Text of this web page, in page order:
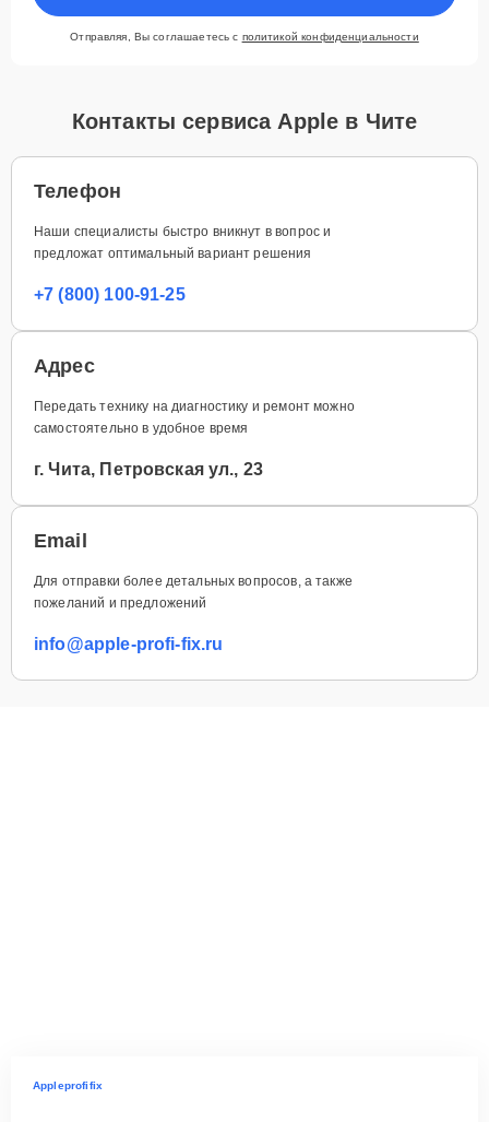
Отправляя, Вы соглашаетесь с политикой конфиденциальности
Контакты сервиса Apple в Чите
Телефон
Наши специалисты быстро вникнут в вопрос и
предложат оптимальный вариант решения
+7 (800) 100-91-25
Адрес
Передать технику на диагностику и ремонт можно
самостоятельно в удобное время
г. Чита, Петровская ул., 23
Email
Для отправки более детальных вопросов, а также
пожеланий и предложений
info@apple-profi-fix.ru
Appleprofifix